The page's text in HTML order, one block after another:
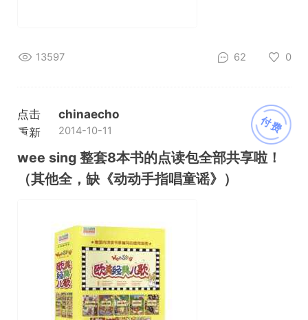
13597 62 0
付费
点击
重新
chinaecho
2014-10-11
wee sing 整套8本书的点读包全部共享啦！
（其他全，缺《动动手指唱童谣》）